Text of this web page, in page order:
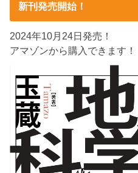
新刊発売開始！
2024年10月24日発売！
アマゾンから購入できます！